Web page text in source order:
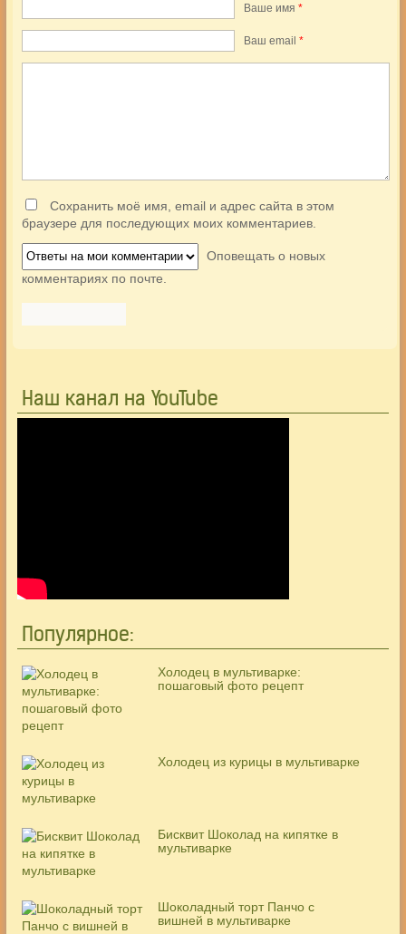
Ваше имя *
Ваш еmail *
Сохранить моё имя, email и адрес сайта в этом
браузере для последующих моих комментариев.
Оповещать о новых
комментариях по почте.
Наш канал на YouTube
Популярное:
Холодец в мультиварке:
пошаговый фото рецепт
Холодец из курицы в мультиварке
Бисквит Шоколад на кипятке в
мультиварке
Шоколадный торт Панчо с
вишней в мультиварке